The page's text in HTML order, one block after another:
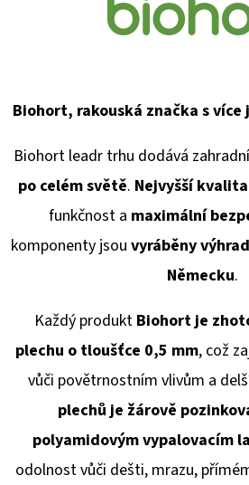
Biohort, rakouská značka s
Biohort leadr trhu dodává
po celém světě. Nejvyšší
funkčnost a maximální
komponenty jsou vyráběny
Německu.
Každý produkt Biohort je
plechu o tloušťce 0,5 mm, což
vůči povětrnostním vlivům a
plechů je žárově
polyamidovým vypalovacím
odolnost vůči dešti, mrazu,